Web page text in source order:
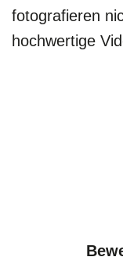
fotografieren
hochwertige